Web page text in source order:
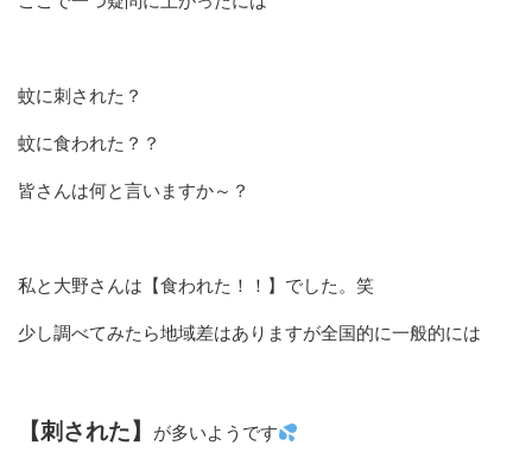
蚊に刺された？
蚊に食われた？？
皆さんは何と言いますか～？
私と大野さんは【食われた！！】でした。笑
少し調べてみたら地域差はありますが全国的に一般的には
【刺された】 が多いようです